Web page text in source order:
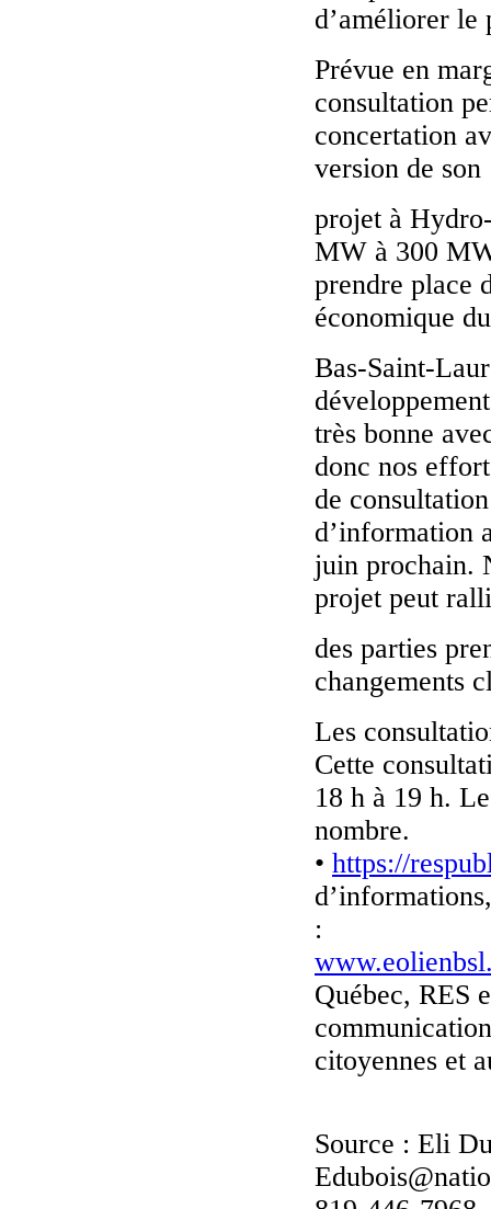
d’améliorer
Prévue en
consultation
concertation
version de son
projet à
MW à 300
prendre place
économique du
Bas-Saint-
très bonne
donc nos
de
d’information
juin prochain.
projet peut
des parties
changements
Les
Cette
18 h à 19 h.
nombre.
• https://
:
Québec, RES
citoyennes et
Source : Eli